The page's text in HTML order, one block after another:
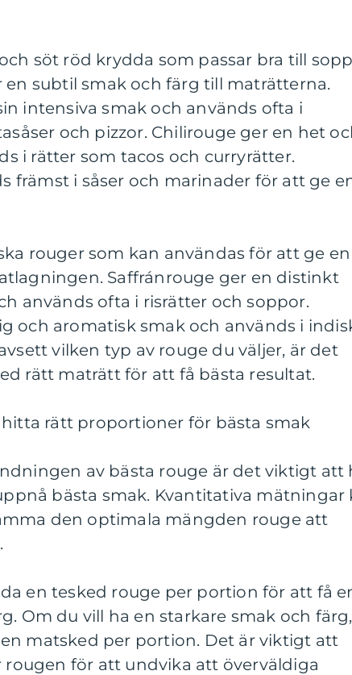
söt röd krydda som passar bra till
en subtil smak och färg till maträtterna.
intensiva smak och används ofta i
och pizzor. Chilirouge ger en het
i rätter som tacos och curryrätter.
främst i såser och marinader för att ge
rouger som kan användas för att ge en
Saffránrouge ger en distinkt
används ofta i risrätter och soppor.
och aromatisk smak och används i
vilken typ av rouge du väljer, är det
rätt maträtt för att få bästa resultat.
rätt proportioner för bästa smak
av bästa rouge är det viktigt att
bästa smak. Kvantitativa mätningar
den optimala mängden rouge att
en tesked rouge per portion för att få
Om du vill ha en starkare smak och färg,
matsked per portion. Det är viktigt att
rougen för att undvika att överväldiga